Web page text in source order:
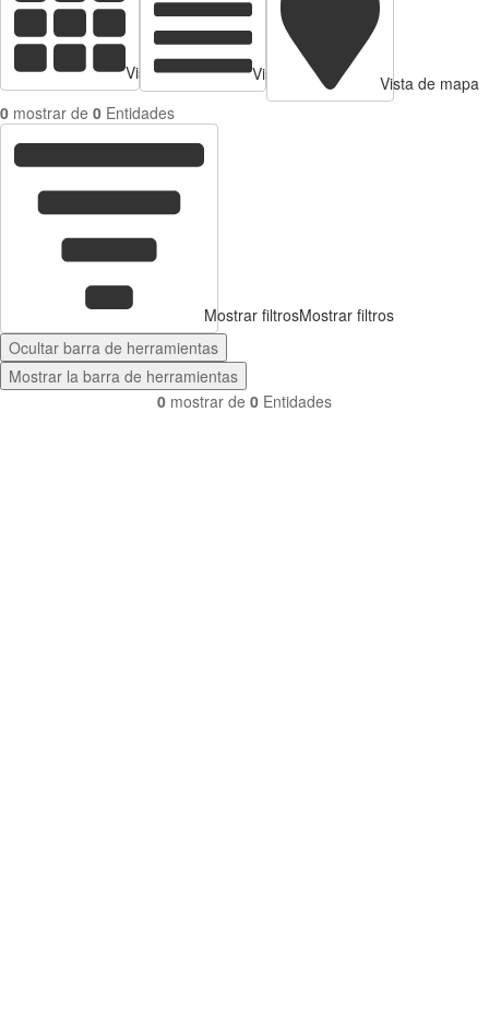
Vista de tarjetas Vista de Tabla
Vista de mapa
0 mostrar de 0 Entidades
Mostrar filtrosMostrar filtros
Ocultar barra de herramientas
Mostrar la barra de herramientas
0 mostrar de 0 Entidades